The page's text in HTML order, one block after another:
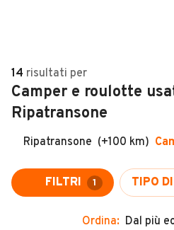
Auto
Auto usate
Auto Km 0
Auto Nuove
VENDI
MAGAZINE
ACCEDI
14 risultati per
Camper e roulotte
Ripatransone
Ripatransone (+100 km)
FILTRI 1 TIPO
Ordina: Dal più